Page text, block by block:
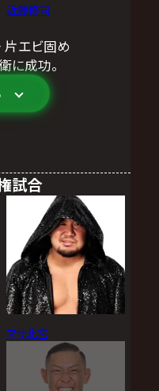
近藤修司
片エビ固め
成功。
試合
マサ北宮